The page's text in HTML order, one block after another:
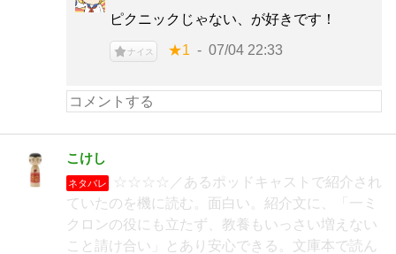
ピクニックじゃない、が好きです！
ナイス ★1 07/04 22:33
こけし
ネタバレ
☆☆☆☆／あるポッドキャストで紹介され
ていたのを機に読む。面白い。紹介文に、「一ミ
クロンの役にも立たず、教養もいっさい増えない
こと請け合い」とあり安心できる。文庫本で読ん